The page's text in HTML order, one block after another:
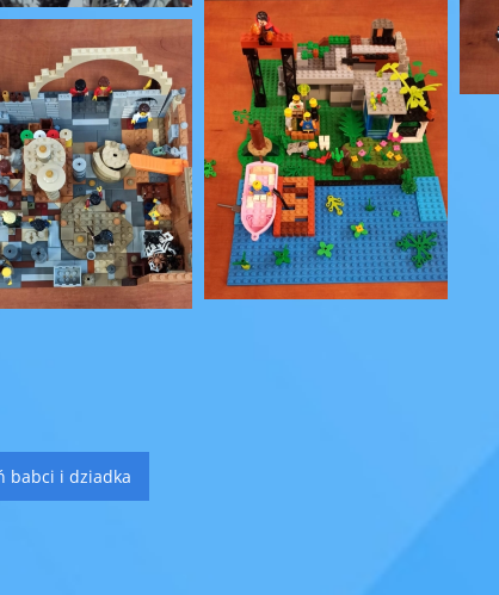
babci i dziadka